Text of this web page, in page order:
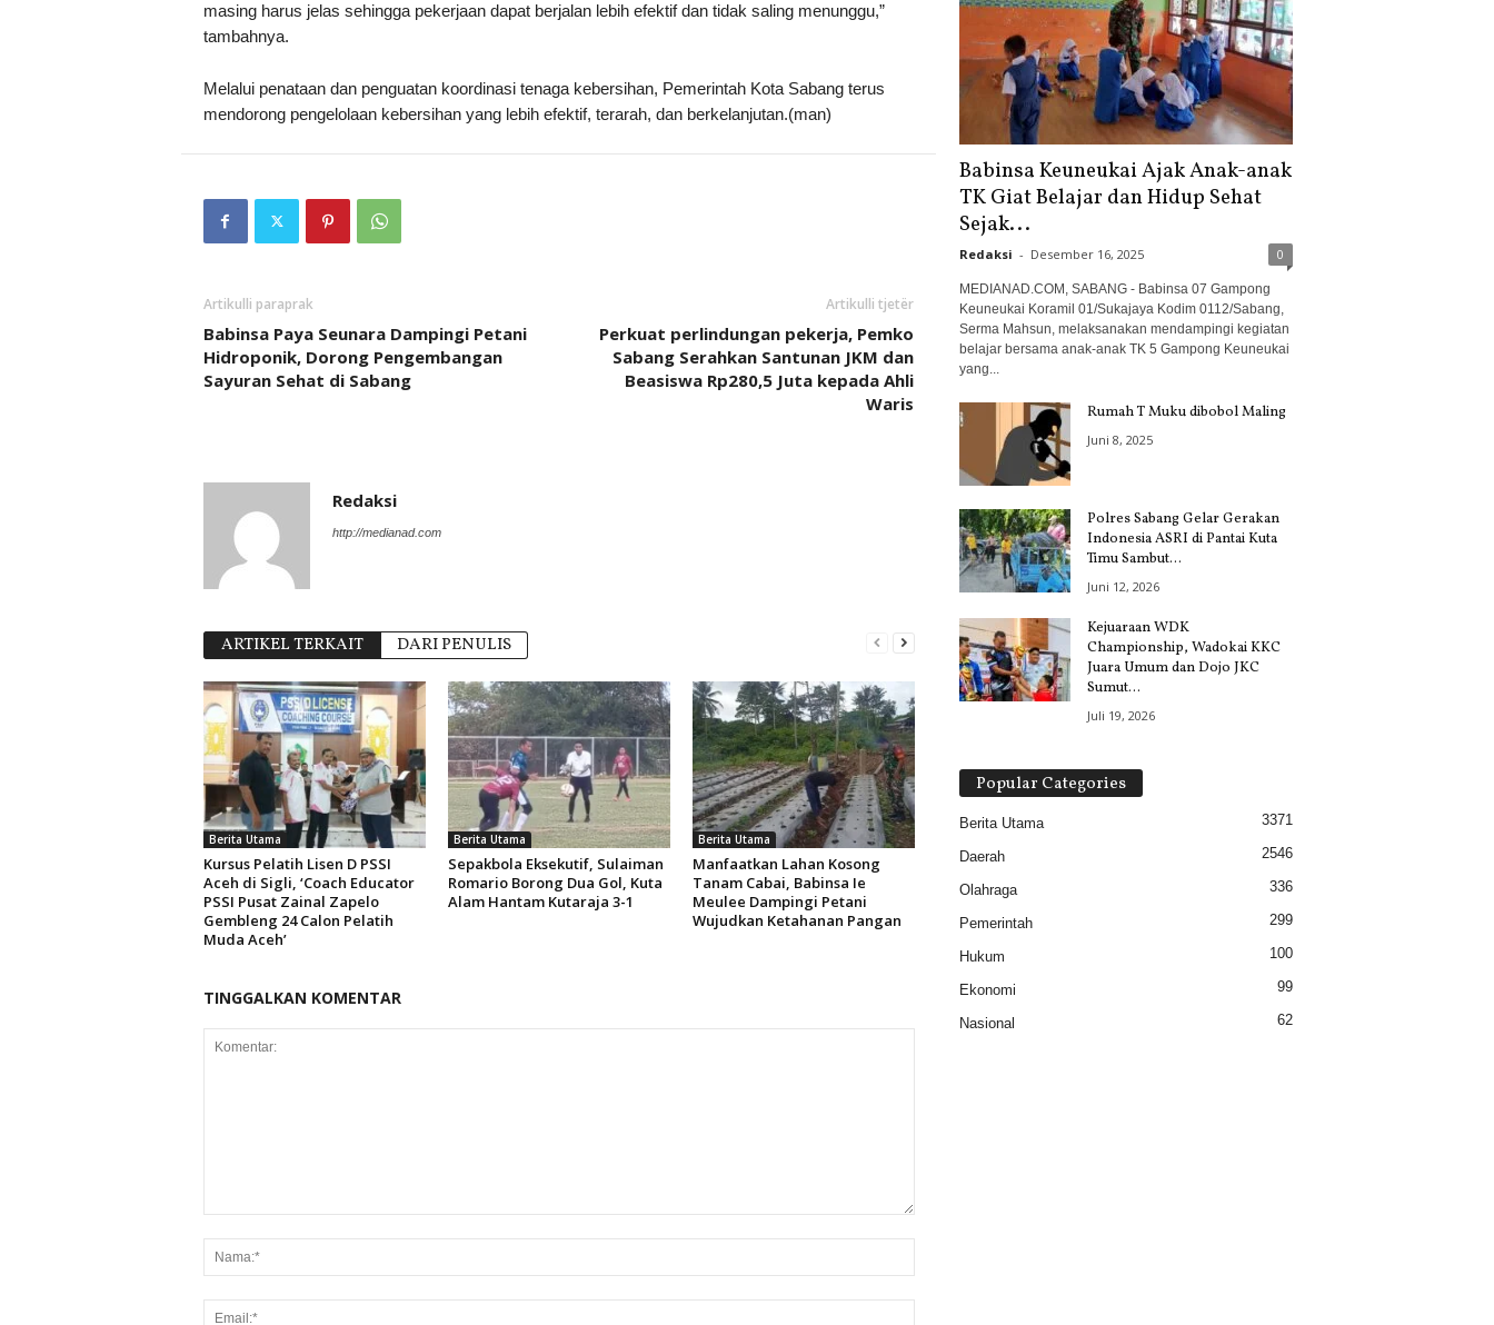
masing harus jelas sehingga pekerjaan dapat berjalan lebih efektif dan tidak saling menunggu,”
tambahnya.
Melalui penataan dan penguatan koordinasi tenaga kebersihan, Pemerintah Kota Sabang terus
mendorong pengelolaan kebersihan yang lebih efektif, terarah, dan berkelanjutan.(man)
Artikulli paraprak
Babinsa Paya Seunara Dampingi Petani
Hidroponik, Dorong Pengembangan
Sayuran Sehat di Sabang
Artikulli tjetër
Perkuat perlindungan pekerja, Pemko
Sabang Serahkan Santunan JKM dan
Beasiswa Rp280,5 Juta kepada Ahli
Waris
Redaksi
http://medianad.com
ARTIKEL TERKAIT DARI PENULIS
Berita Utama
Kursus Pelatih Lisen D PSSI
Aceh di Sigli, ‘Coach Educator
PSSI Pusat Zainal Zapelo
Gembleng 24 Calon Pelatih
Muda Aceh’
Berita Utama
Sepakbola Eksekutif, Sulaiman
Romario Borong Dua Gol, Kuta
Alam Hantam Kutaraja 3-1
Berita Utama
Manfaatkan Lahan Kosong
Tanam Cabai, Babinsa Ie
Meulee Dampingi Petani
Wujudkan Ketahanan Pangan
TINGGALKAN KOMENTAR
Babinsa Keuneukai Ajak Anak-anak
TK Giat Belajar dan Hidup Sehat
Sejak...
Redaksi - Desember 16, 2025 0
MEDIANAD.COM, SABANG - Babinsa 07 Gampong
Keuneukai Koramil 01/Sukajaya Kodim 0112/Sabang,
Serma Mahsun, melaksanakan mendampingi kegiatan
belajar bersama anak-anak TK 5 Gampong Keuneukai
yang...
Rumah T Muku dibobol Maling
Juni 8, 2025
Polres Sabang Gelar Gerakan
Indonesia ASRI di Pantai Kuta
Timu Sambut...
Juni 12, 2026
Kejuaraan WDK
Championship, Wadokai KKC
Juara Umum dan Dojo JKC
Sumut...
Juli 19, 2026
Popular Categories
Berita Utama 3371
Daerah 2546
Olahraga 336
Pemerintah 299
Hukum 100
Ekonomi 99
Nasional 62